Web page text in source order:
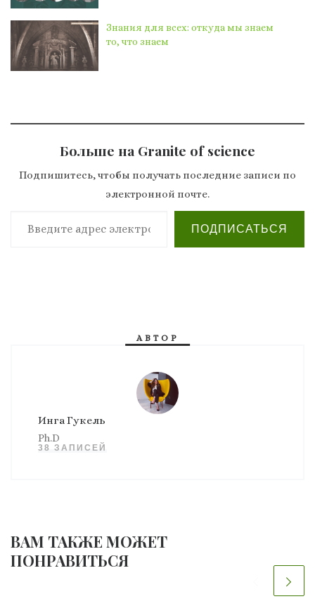
Знания для всех: откуда мы знаем
то, что знаем
Больше на Granite of science
Подпишитесь, чтобы получать последние записи по
электронной почте.
Введите адрес электронной почты…
ПОДПИСАТЬСЯ
АВТОР
Инга Гукель
Ph.D
38 ЗАПИСЕЙ
ВАМ ТАКЖЕ МОЖЕТ
ПОНРАВИТЬСЯ